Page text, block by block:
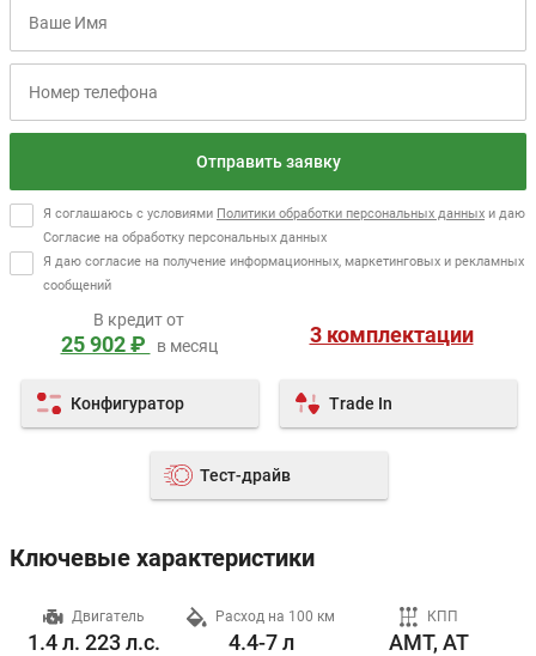
Отправить заявку
Я соглашаюсь с условиями Политики обработки персональных данных и даю
Согласие на обработку персональных данных
Я даю согласие на получение информационных, маркетинговых и рекламных
сообщений
3 комплектации
Конфигуратор Trade In
Тест-драйв
В кредит от
25 902 ₽ в месяц
Ключевые характеристики
Двигатель
1.4 л. 223 л.с.
Расход на 100 км
4.4-7 л
КПП
AMT, AT